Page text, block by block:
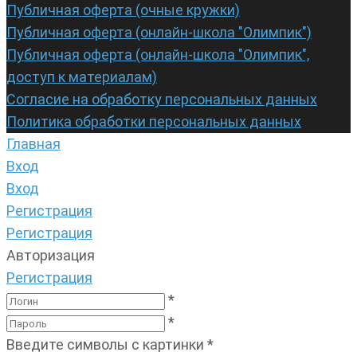
Публичная оферта (очные кружки)
Публичная оферта (онлайн-школа "Олимпик")
Публичная оферта (онлайн-школа "Олимпик",
доступ к материалам)
Согласие на обработку персональных данных
Политика обработки персональных данных
Главная
Вход
Вход
Регистрация
Регистрация
Авторизация
Регистрация
*
*
Введите символы с картинки *